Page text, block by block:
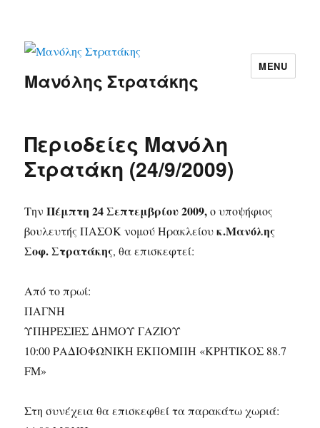
Μανόλης Στρατάκης
MENU
Περιοδείες Μανόλη
Στρατάκη (24/9/2009)
ΤηνΠέμπτη 24 Σεπτεμβρίου 2009,ο υποψήφιος
βουλευτής ΠΑΣΟΚ νομού Ηρακλείουκ.Μανόλης
Σοφ. Στρατάκης, θα επισκεφτεί:
Από το πρωί:
ΠΑΓΝΗ
ΥΠΗΡΕΣΙΕΣ ΔΗΜΟΥ ΓΑΖΙΟΥ
10:00 ΡΑΔΙΟΦΩΝΙΚΗ ΕΚΠΟΜΠΗ «ΚΡΗΤΙΚΟΣ 88.7
FM»
Στη συνέχεια θα επισκεφθεί τα παρακάτω χωριά: